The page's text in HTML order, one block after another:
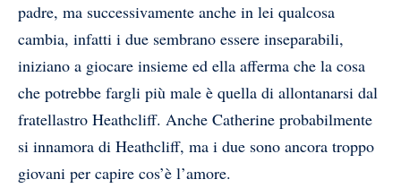
padre, ma successivamente anche in lei qualcosa
cambia, infatti i due sembrano essere inseparabili,
iniziano a giocare insieme ed ella afferma che la cosa
che potrebbe fargli più male è quella di allontanarsi dal
fratellastro Heathcliff. Anche Catherine probabilmente
si innamora di Heathcliff, ma i due sono ancora troppo
giovani per capire cos’è l’amore.